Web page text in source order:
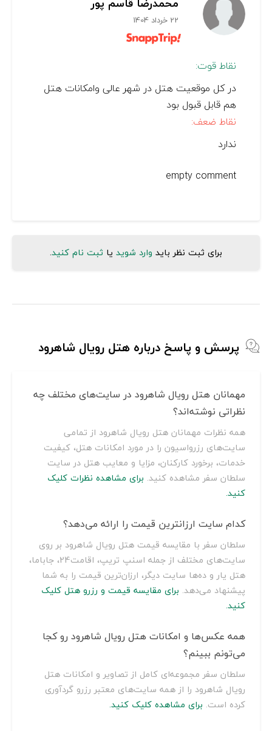
22 خرداد 1404
نقاط قوت:
در کل موقعیت هتل در شهر عالی وامکانات هتل
هم قابل قبول بود
نقاط ضعف:
ندارد
empty comment
برای ثبت نظر باید وارد شوید یا ثبت نام کنید.
پرسش و پاسخ درباره هتل رویال شاهرود
مهمانان هتل رویال شاهرود در سایت‌های مختلف چه
نظراتی نوشته‌اند؟
همه نظرات مهمانان هتل رویال شاهرود از تمامی
سایت‌های رزرواسیون را در مورد امکانات هتل، کیفیت
خدمات، برخورد کارکنان، مزایا و معایب هتل در سایت
سلطان سفر مشاهده کنید. برای مشاهده نظرات کلیک
کنید.
کدام سایت ارزانترین قیمت را ارائه می‌دهد؟
سلطان سفر با مقایسه قیمت هتل رویال شاهرود بر روی
سایت‌های مختلف از جمله اسنپ تریپ، اقامت24، جاباما،
هتل یار و ده‌ها سایت دیگر، ارزان‌ترین قیمت را به شما
پیشنهاد می‌دهد. برای مقایسه قیمت و رزرو هتل کلیک
کنید.
همه عکس‌ها و امکانات هتل رویال شاهرود رو کجا
می‌تونم ببینم؟
سلطان سفر مجموعه‌ای کامل از تصاویر و امکانات هتل
رویال شاهرود را از همه سایت‌های معتبر رزرو گردآوری
کرده است. برای مشاهده کلیک کنید.